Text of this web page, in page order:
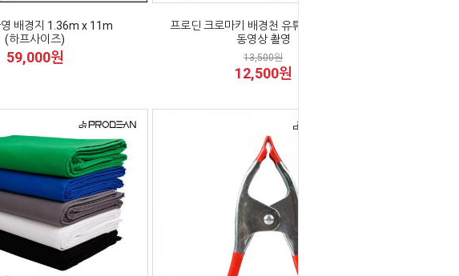
배경지 1.36m x 11m
(하프사이즈)
59,000원
프로딘 크로마키 배경천 유튜브 개인방송
동영상 촬영
13,500원
12,500원